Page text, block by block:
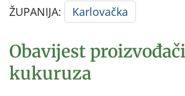
ŽUPANIJA: Karlovačka
Obavijest
kukuruza